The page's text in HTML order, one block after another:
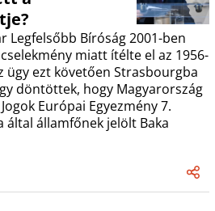
Legfelsőbb Bíróság 2001-ben
miatt ítélte el az 1956-
ügy ezt követően Strasbourgba
döntöttek, hogy Magyarország
Európai Egyezmény 7.
által államfőnek jelölt Baka